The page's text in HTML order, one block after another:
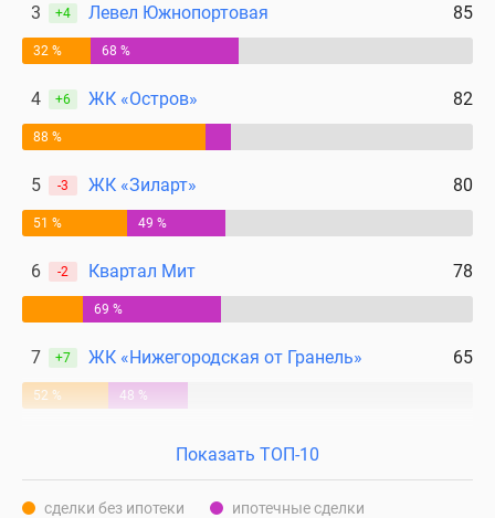
3 +4 Левел Южнопортовая 85
32 % 68 %
4 +6 ЖК «Остров» 82
88 %
5 -3 ЖК «Зиларт» 80
51 % 49 %
6 -2 Квартал Мит 78
69 %
7 +7 ЖК «Нижегородская от Гранель» 65
52 % 48 %
Показать ТОП-10
сделки без ипотеки ипотечные сделки